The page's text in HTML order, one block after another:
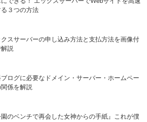
３つの方法
クスサーバーの申し込み方法と支払方法を画像付
説
ログに必要なドメイン・サーバー・ホームペー
係を解説
園のベンチで再会した女神からの手紙』これが僕